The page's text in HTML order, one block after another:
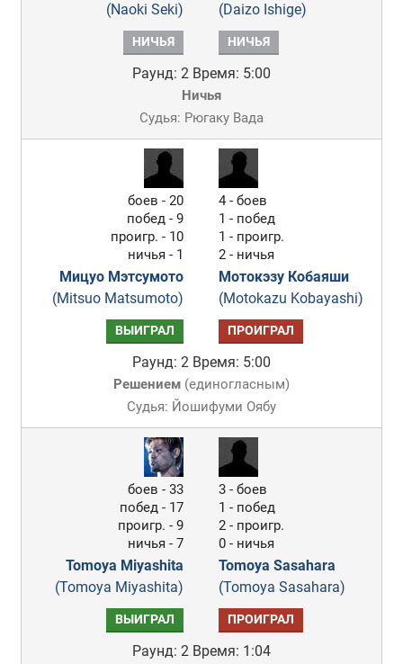
(Naoki Seki)
(Daizo Ishige)
НИЧЬЯ НИЧЬЯ
Раунд: 2 Время: 5:00
Ничья
Судья: Рюгаку Вада
боев - 20
побед - 9
проигр. - 10
ничья - 1
Мицуо Мэтсумото
(Mitsuo Matsumoto)
4 - боев
1 - побед
1 - проигр.
2 - ничья
Мотокэзу Кобаяши
(Motokazu Kobayashi)
ВЫИГРАЛ ПРОИГРАЛ
Раунд: 2 Время: 5:00
Решением(единогласным)
Судья: Йошифуми Оябу
боев - 33
побед - 17
проигр. - 9
ничья - 7
Tomoya Miyashita
(Tomoya Miyashita)
3 - боев
1 - побед
2 - проигр.
0 - ничья
Tomoya Sasahara
(Tomoya Sasahara)
ВЫИГРАЛ ПРОИГРАЛ
Раунд: 2 Время: 1:04